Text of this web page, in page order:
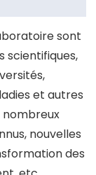
sont
scientifiques,
et autres
nouvelles
des